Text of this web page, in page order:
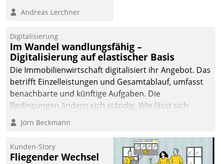
Softwareentwicklungshaus
Andreas Lerchner
Digitalisierung
Im Wandel wandlungsfähig –
Digitalisierung auf elastischer Basis
Die Immobilienwirtschaft digitalisiert ihr Angebot. Das
betrifft Einzelleistungen und Gesamtablauf, umfasst
benachbarte und künftige Aufgaben. Die
Bedingungen ändern sich ständig. Wie lässt sich
technisch die Kontrolle wahren und zugleich Freiraum
fürs Wachsen öffnen?
Jörn Beckmann
Kunden-Story
Fliegender Wechsel